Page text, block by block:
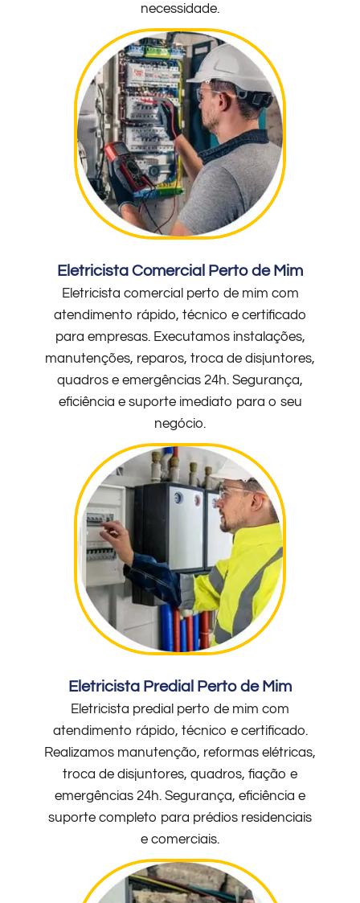
necessidade.
Eletricista Comercial Perto de Mim
Eletricista comercial perto de mim com
atendimento rápido, técnico e certificado
para empresas. Executamos instalações,
manutenções, reparos, troca de disjuntores,
quadros e emergências 24h. Segurança,
eficiência e suporte imediato para o seu
negócio.
Eletricista Predial Perto de Mim
Eletricista predial perto de mim com
atendimento rápido, técnico e certificado.
Realizamos manutenção, reformas elétricas,
troca de disjuntores, quadros, fiação e
emergências 24h. Segurança, eficiência e
suporte completo para prédios residenciais
e comerciais.